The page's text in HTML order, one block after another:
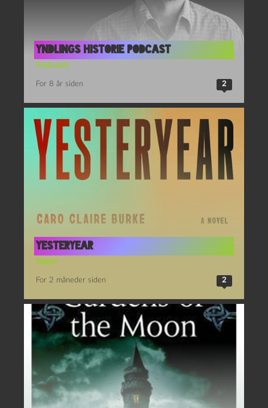
Yndlings Historie Podcast
Podcasts
For 8 år siden 2
Yesteryear
Bøger
For 2 måneder siden 2